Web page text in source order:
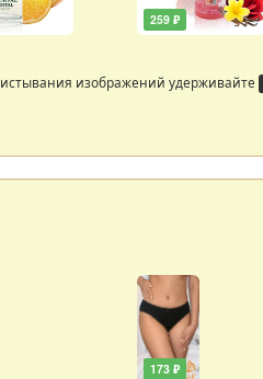
259 ₽
изображений удерживайте
173 ₽